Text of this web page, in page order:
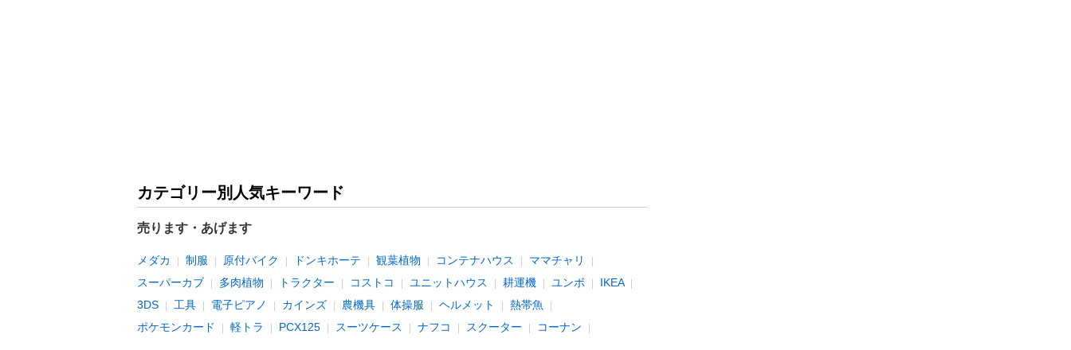
カテゴリー別人気キーワード
売ります・あげます
メダカ 制服 原付バイク ドンキホーテ 観葉植物 コンテナハウス
ママチャリ
スーパーカブ
多肉植物 トラクター コストコ ユニットハウス 耕運機 ユンボ
IKEA
3DS
工具 電子ピアノ カインズ 農機具 体操服 ヘルメット
熱帯魚
ポケモンカード
軽トラ PCX125 スーツケース ナフコ スクーター コーナン